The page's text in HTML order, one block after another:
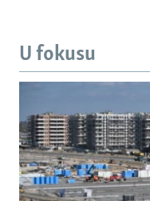
U fokusu